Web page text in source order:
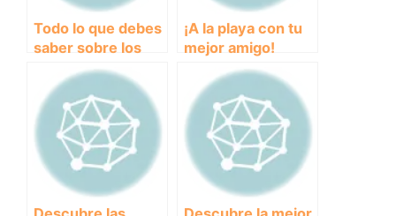
Todo lo que debes
saber sobre los
adorables y
poderosos perros
Pitbull
¡A la playa con tu
mejor amigo!
Descubre todo
sobre Pinedo, la
playa perfecta
para ir con perros